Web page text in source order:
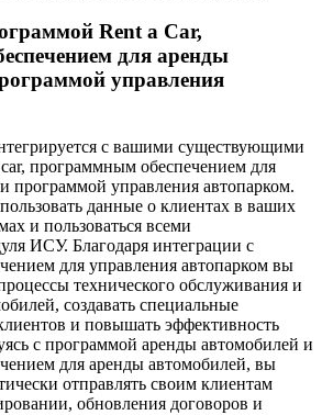
Rent a Car,
для аренды
управления
с вашими существующими
программным обеспечением для
программой управления автопарком.
данные о клиентах в ваших
и пользоваться всеми
ИСУ. Благодаря интеграции с
для управления автопарком вы
технического обслуживания и
создавать специальные
и повышать эффективность
с программой аренды автомобилей и
для аренды автомобилей, вы
отправлять своим клиентам
обновления договоров и